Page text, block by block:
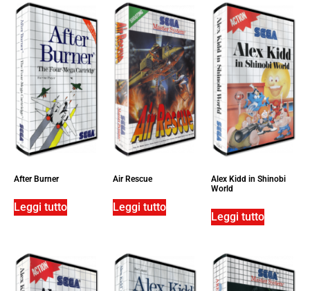
After Burner
Leggi tutto
Air Rescue
Leggi tutto
Alex Kidd in Shinobi
World
Leggi tutto